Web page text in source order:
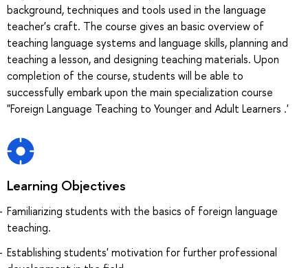
background, techniques and tools used in the language
teacher's craft. The course gives an basic overview of
teaching language systems and language skills, planning and
teaching a lesson, and designing teaching materials. Upon
completion of the course, students will be able to
successfully embark upon the main specialization course
"Foreign Language Teaching to Younger and Adult Learners .'
Learning Objectives
Familiarizing students with the basics of foreign language
teaching.
Establishing students' motivation for further professional